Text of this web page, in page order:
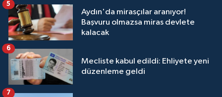
Aydın'da mirasçılar aranıyor!
Başvuru olmazsa miras devlete
kalacak
5
Mecliste kabul edildi: Ehliyete yeni
düzenleme geldi
6
7